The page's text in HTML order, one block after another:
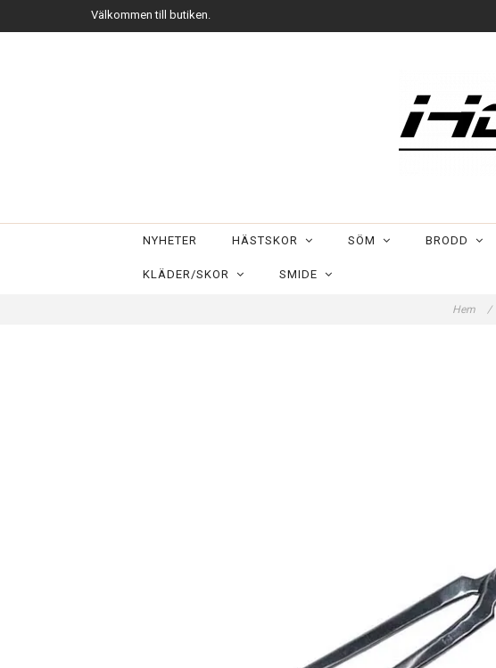
Välkommen till butiken.
NYHETER HÄSTSKOR SÖM BRODD
KLÄDER/SKOR SMIDE
Hem /